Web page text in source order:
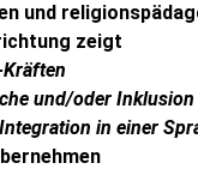
und
zeigt
und/oder
in einer